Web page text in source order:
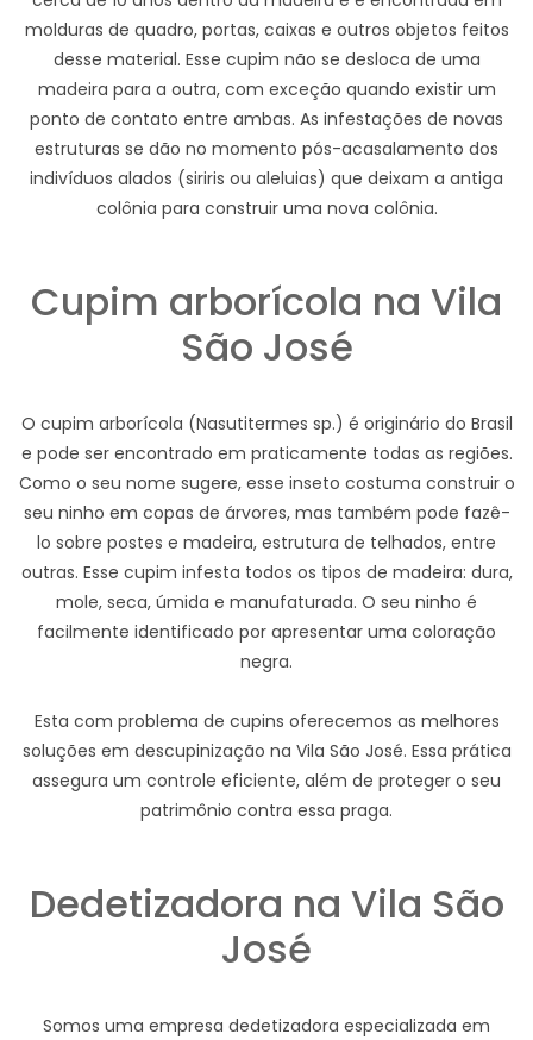
molduras de quadro, portas, caixas e outros objetos feitos
desse material. Esse cupim não se desloca de uma
madeira para a outra, com exceção quando existir um
ponto de contato entre ambas. As infestações de novas
estruturas se dão no momento pós-acasalamento dos
indivíduos alados (siriris ou aleluias) que deixam a antiga
colônia para construir uma nova colônia.
Cupim arborícola na Vila
São José
O cupim arborícola (Nasutitermes sp.) é originário do Brasil
e pode ser encontrado em praticamente todas as regiões.
Como o seu nome sugere, esse inseto costuma construir o
seu ninho em copas de árvores, mas também pode fazê-
lo sobre postes e madeira, estrutura de telhados, entre
outras. Esse cupim infesta todos os tipos de madeira: dura,
mole, seca, úmida e manufaturada. O seu ninho é
facilmente identificado por apresentar uma coloração
negra.
Esta com problema de cupins oferecemos as melhores
soluções em descupinização na Vila São José. Essa prática
assegura um controle eficiente, além de proteger o seu
patrimônio contra essa praga.
Dedetizadora na Vila São
José
Somos uma empresa dedetizadora especializada em